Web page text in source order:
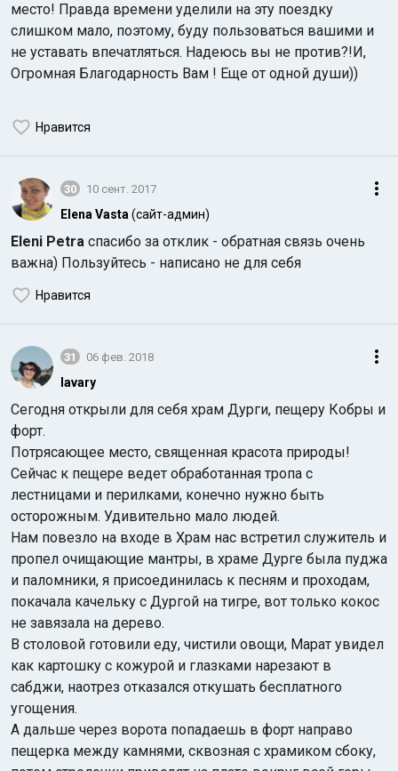
место! Правда времени уделили на эту поездку
слишком мало, поэтому, буду пользоваться вашими и
не уставать впечатляться. Надеюсь вы не против?!И,
Огромная Благодарность Вам ! Еще от одной души))
Нравится
30 10 сент. 2017
Elena Vasta (сайт-админ)
Eleni Petra спасибо за отклик - обратная связь очень
важна) Пользуйтесь - написано не для себя
Нравится
31 06 фев. 2018
lavary
Сегодня открыли для себя храм Дурги, пещеру Кобры и
форт.
Потрясающее место, священная красота природы!
Сейчас к пещере ведет обработанная тропа с
лестницами и перилками, конечно нужно быть
осторожным. Удивительно мало людей.
Нам повезло на входе в Храм нас встретил служитель и
пропел очищающие мантры, в храме Дурге была пуджа
и паломники, я присоединилась к песням и проходам,
покачала качельку с Дургой на тигре, вот только кокос
не завязала на дерево.
В столовой готовили еду, чистили овощи, Марат увидел
как картошку с кожурой и глазками нарезают в
сабджи, наотрез отказался откушать бесплатного
угощения.
А дальше через ворота попадаешь в форт направо
пещерка между камнями, сквозная с храмиком сбоку,